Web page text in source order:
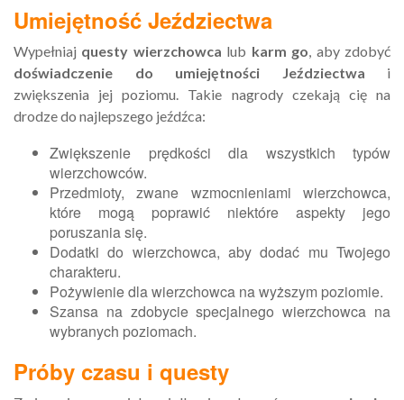
Umiejętność Jeździectwa
Wypełniaj questy wierzchowca lub karm go , aby zdobyć
doświadczenie do umiejętności Jeździectwa i
zwiększenia jej poziomu. Takie nagrody czekają cię na
drodze do najlepszego jeźdźca:
Zwiększenie prędkości dla wszystkich typów
wierzchowców.
Przedmioty, zwane wzmocnieniami wierzchowca,
które mogą poprawić niektóre aspekty jego
poruszania się.
Dodatki do wierzchowca, aby dodać mu Twojego
charakteru.
Pożywienie dla wierzchowca na wyższym poziomie.
Szansa na zdobycie specjalnego wierzchowca na
wybranych poziomach.
Próby czasu i questy